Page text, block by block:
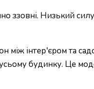
Низький
між інтер'єром та
усьому будинку. Це